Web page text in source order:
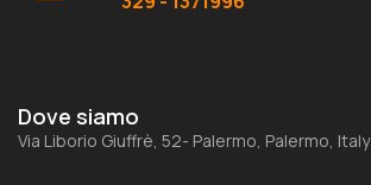
Dove siamo
Via Liborio Giuffrè, 52- Palermo, Palermo, Italy